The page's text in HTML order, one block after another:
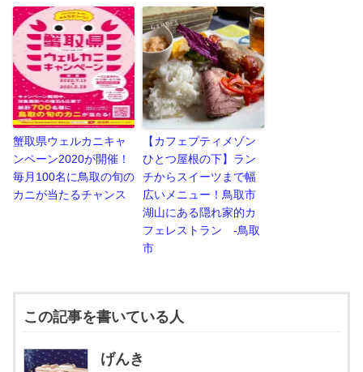
蟹取県ウェルカニキャ
ンペーン2020が開催！
毎月100名に鳥取の旬の
カニが当たるチャンス
【カフェプティメゾン
ひとつ屋根の下】ラン
チからスイーツまで幅
広いメニュー！鳥取市
湖山にある隠れ家的カ
フェレストラン -鳥取
市
この記事を書いている人
げんき